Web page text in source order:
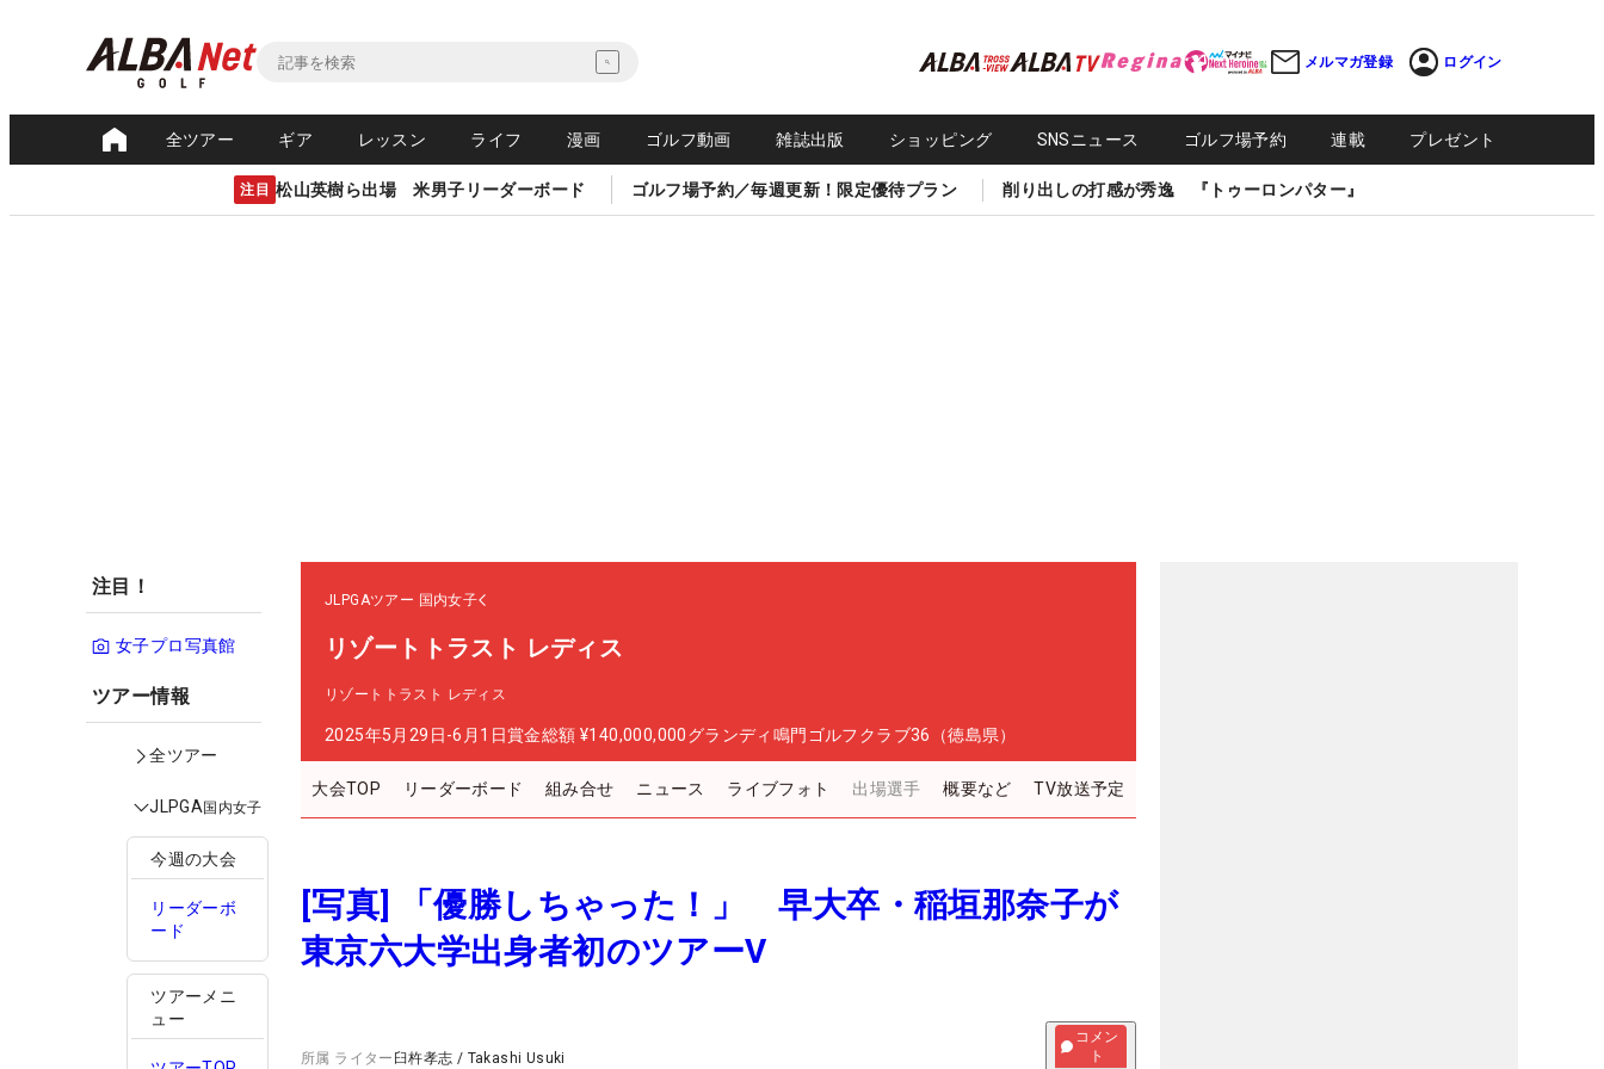
メルマガ登録 ログイン
全ツアー ギア レッスン ライフ 漫画 ゴルフ動画 雑誌出版 ショッピング SNSニュース ゴルフ場予約 連載 プレゼント
注目 松山英樹ら出場 米男子リーダーボード ゴルフ場予約／毎週更新！限定優待プラン 削り出しの打感が秀逸 『トゥーロンパター』
注目！
女子プロ写真館
ツアー情報
全ツアー
JLPGA国内女子
今週の大会
リーダーボ
ード
ツアーメニ
ュー
JLPGAツアー 国内女子
リゾートトラスト レディス
リゾートトラスト レディス
2025年5月29日-6月1日賞金総額 ¥140,000,000グランディ鳴門ゴルフクラブ36（徳島県）
大会TOP リーダーボード 組み合せ ニュース ライブフォト 出場選手 概要など TV放送予定
[写真] 「優勝しちゃった！」 早大卒・稲垣那奈子が
東京六大学出身者初のツアーV
所属 ライター 臼杵孝志 / Takashi Usuki
コメン
ト